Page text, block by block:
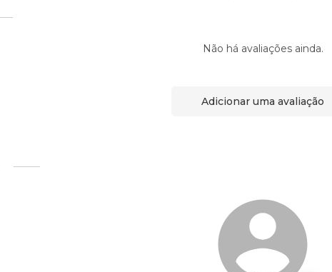
Não há avaliações ainda.
Adicionar uma avaliação